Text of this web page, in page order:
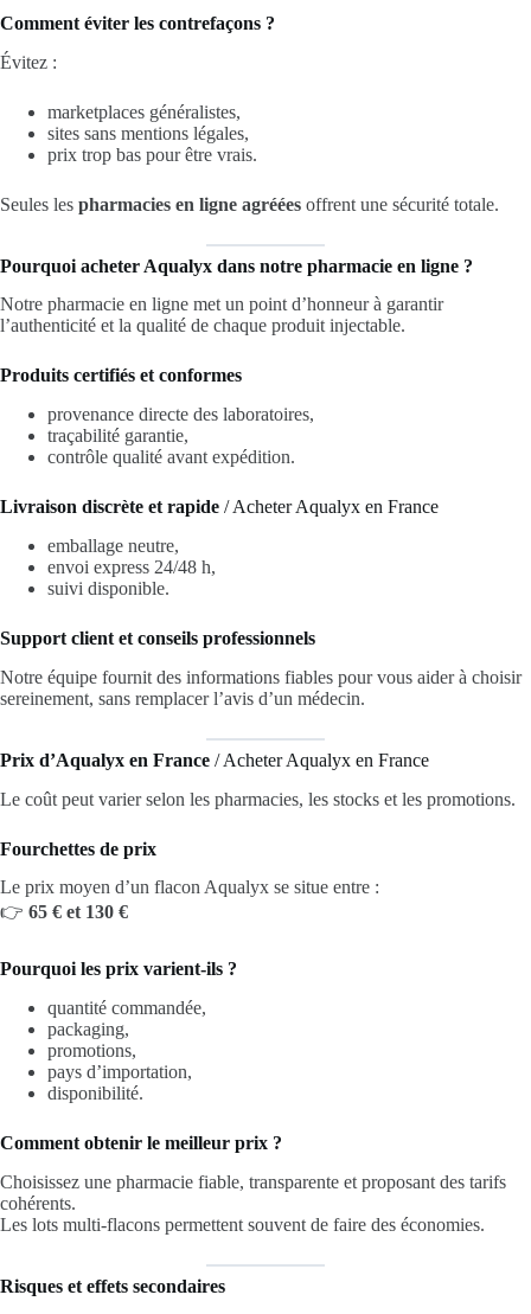
Comment éviter les contrefaçons ?
Évitez :
marketplaces généralistes,
sites sans mentions légales,
prix trop bas pour être vrais.
Seules les pharmacies en ligne agréées offrent une sécurité totale.
Pourquoi acheter Aqualyx dans notre pharmacie en ligne ?
Notre pharmacie en ligne met un point d’honneur à garantir
l’authenticité et la qualité de chaque produit injectable.
Produits certifiés et conformes
provenance directe des laboratoires,
traçabilité garantie,
contrôle qualité avant expédition.
Livraison discrète et rapide / Acheter Aqualyx en France
emballage neutre,
envoi express 24/48 h,
suivi disponible.
Support client et conseils professionnels
Notre équipe fournit des informations fiables pour vous aider à choisir
sereinement, sans remplacer l’avis d’un médecin.
Prix d’Aqualyx en France / Acheter Aqualyx en France
Le coût peut varier selon les pharmacies, les stocks et les promotions.
Fourchettes de prix
Le prix moyen d’un flacon Aqualyx se situe entre :
👉 65 € et 130 €
Pourquoi les prix varient-ils ?
quantité commandée,
packaging,
promotions,
pays d’importation,
disponibilité.
Comment obtenir le meilleur prix ?
Choisissez une pharmacie fiable, transparente et proposant des tarifs
cohérents.
Les lots multi-flacons permettent souvent de faire des économies.
Risques et effets secondaires